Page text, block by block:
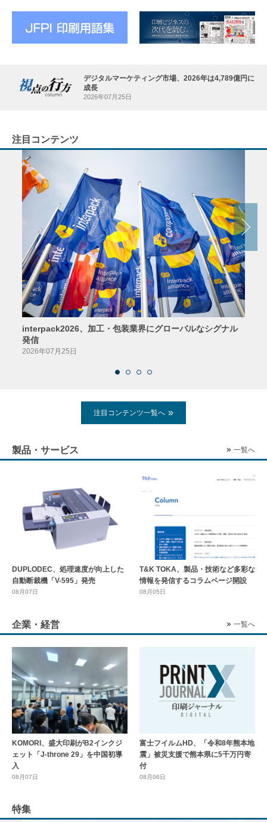
デジタルマーケティング市場、2026年は4,789億円に
成長
2026年07月25日
注目コンテンツ
interpack2026、加工・包装業界にグローバルなシグナル
発信
2026年07月25日
注目コンテンツ一覧へ
製品・サービス 一覧へ
DUPLODEC、処理速度が向上した
自動断裁機「V-595」発売
08月07日
T&K TOKA、製品・技術など多彩な
情報を発信するコラムページ開設
08月05日
企業・経営 一覧へ
KOMORI、盛大印刷がB2インクジ
ェット「J-throne 29」を中国初導
入
08月07日
富士フイルムHD、「令和8年熊本地
震」被災支援で熊本県に5千万円寄
付
08月06日
特集